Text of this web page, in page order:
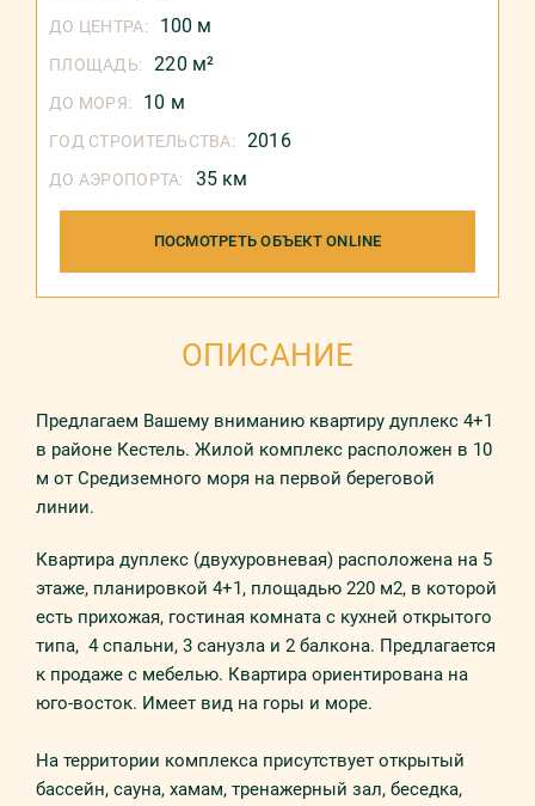
ДО ЦЕНТРА: 100 м
ПЛОЩАДЬ: 220 м²
ДО МОРЯ: 10 м
ГОД СТРОИТЕЛЬСТВА: 2016
ДО АЭРОПОРТА: 35 км
ПОСМОТРЕТЬ ОБЪЕКТ ONLINE
ОПИСАНИЕ
Предлагаем Вашему вниманию квартиру дуплекс 4+1
в районе Кестель. Жилой комплекс расположен в 10
м от Средиземного моря на первой береговой
линии.
Квартира дуплекс (двухуровневая) расположена на 5
этаже, планировкой 4+1, площадью 220 м2, в которой
есть прихожая, гостиная комната с кухней открытого
типа, 4 спальни, 3 санузла и 2 балкона. Предлагается
к продаже с мебелью. Квартира ориентирована на
юго-восток. Имеет вид на горы и море.
На территории комплекса присутствует открытый
бассейн, сауна, хамам, тренажерный зал, беседка,